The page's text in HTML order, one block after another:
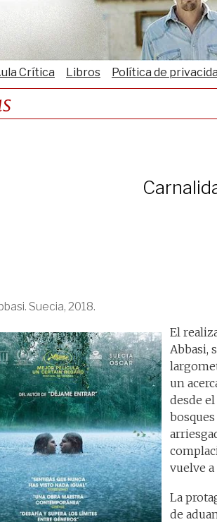
Crítica Libros Política de
Suecia, 2018.
El
Abbasi,
un
desde
vuelve
La
de